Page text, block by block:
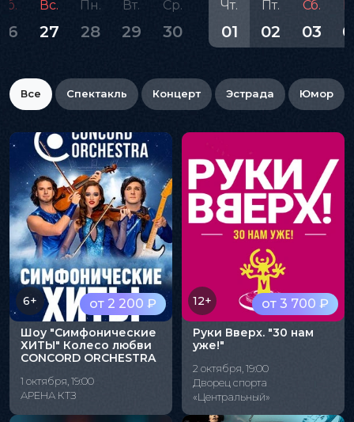
Вс.
27
Пн.
28
Вт.
29
Ср.
30
Чт.
01
Пт.
02
Сб.
03
Все Спектакль Концерт Эстрада Юмор
от 2 200 ₽
6+
Шоу "Симфонические
ХИТЫ" Колесо любви
CONCORD ORCHESTRA
1 октября, 19:00
АРЕНА КТЗ
от 3 700 ₽
12+
Руки Вверх. "30 нам
уже!"
2 октября, 19:00
Дворец спорта
«Центральный»